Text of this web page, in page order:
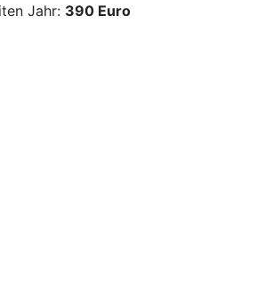
Jahr: 390 Euro